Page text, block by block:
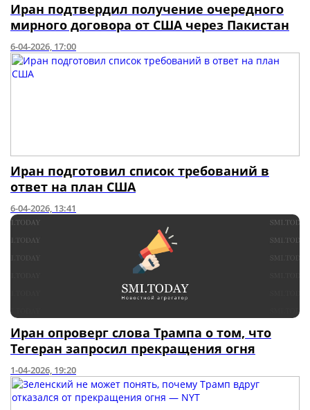
Иран подтвердил получение очередного
мирного договора от США через Пакистан
6-04-2026, 17:00
Иран подготовил список требований в
ответ на план США
6-04-2026, 13:41
Иран опроверг слова Трампа о том, что
Тегеран запросил прекращения огня
1-04-2026, 19:20